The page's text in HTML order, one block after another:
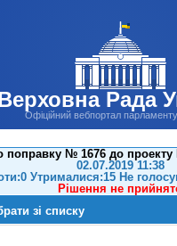
Рада
Офіційний вебпортал
поправку № 1676 до
02.07.2019 11:38
Утрималися:15 Не
Рішення не
зі списку